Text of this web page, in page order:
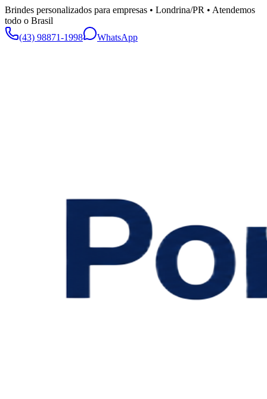
Brindes personalizados para empresas • Londrina/PR • Atendemos
todo o Brasil
(43) 98871-1998
WhatsApp